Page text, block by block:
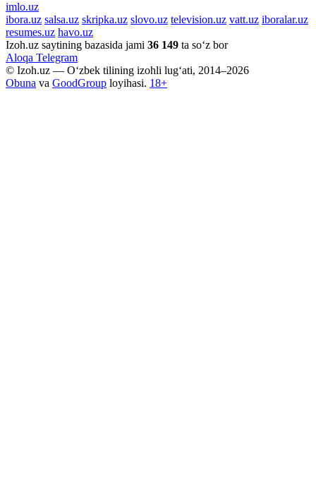
imlo.uz
ibora.uz salsa.uz skripka.uz slovo.uz television.uz vatt.uz iboralar.uz
resumes.uz havo.uz
Izoh.uz saytining bazasida jami 36 149 ta so‘z bor
Aloqa Telegram
© Izoh.uz — O‘zbek tilining izohli lug‘ati, 2014–2026
Obuna va GoodGroup loyihasi. 18+